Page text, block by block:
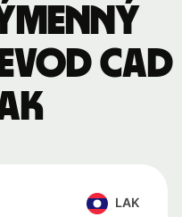
CAD
LAK